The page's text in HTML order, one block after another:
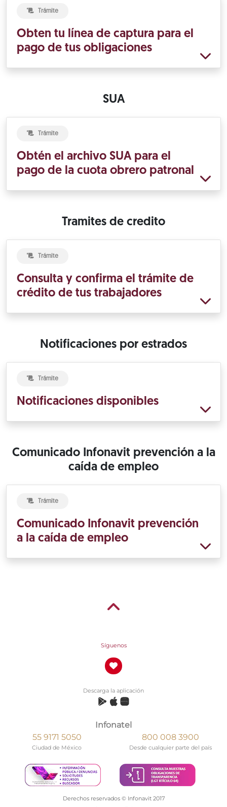
Trámite
Obten tu línea de captura para el
pago de tus obligaciones
SUA
Trámite
Obtén el archivo SUA para el
pago de la cuota obrero patronal
Tramites de credito
Trámite
Consulta y confirma el trámite de
crédito de tus trabajadores
Notificaciones por estrados
Trámite
Notificaciones disponibles
Comunicado Infonavit prevención a la
caída de empleo
Trámite
Comunicado Infonavit prevención
a la caída de empleo
Síguenos
Descarga la aplicación
Infonatel
55 9171 5050
Ciudad de México
800 008 3900
Desde cualquier parte del país
Derechos reservados © Infonavit 2017